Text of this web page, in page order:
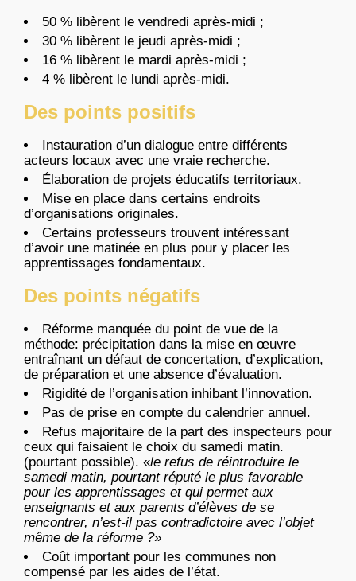
50 % libèrent le vendredi après-midi ;
30 % libèrent le jeudi après-midi ;
16 % libèrent le mardi après-midi ;
4 % libèrent le lundi après-midi.
Des points positifs
Instauration d’un dialogue entre différents
acteurs locaux avec une vraie recherche.
Élaboration de projets éducatifs territoriaux.
Mise en place dans certains endroits
d’organisations originales.
Certains professeurs trouvent intéressant
d’avoir une matinée en plus pour y placer les
apprentissages fondamentaux.
Des points négatifs
Réforme manquée du point de vue de la
méthode: précipitation dans la mise en œuvre
entraînant un défaut de concertation, d’explication,
de préparation et une absence d’évaluation.
Rigidité de l’organisation inhibant l’innovation.
Pas de prise en compte du calendrier annuel.
Refus majoritaire de la part des inspecteurs pour
ceux qui faisaient le choix du samedi matin.
(pourtant possible). «le refus de réintroduire le
samedi matin, pourtant réputé le plus favorable
pour les apprentissages et qui permet aux
enseignants et aux parents d’élèves de se
rencontrer, n’est-il pas contradictoire avec l’objet
même de la réforme ?»
Coût important pour les communes non
compensé par les aides de l’état.